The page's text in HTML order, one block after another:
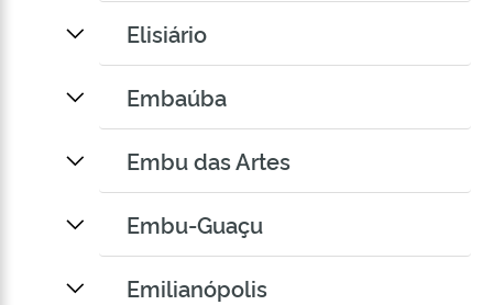
Elisiário
Embaúba
Embu das Artes
Embu-Guaçu
Emilianópolis